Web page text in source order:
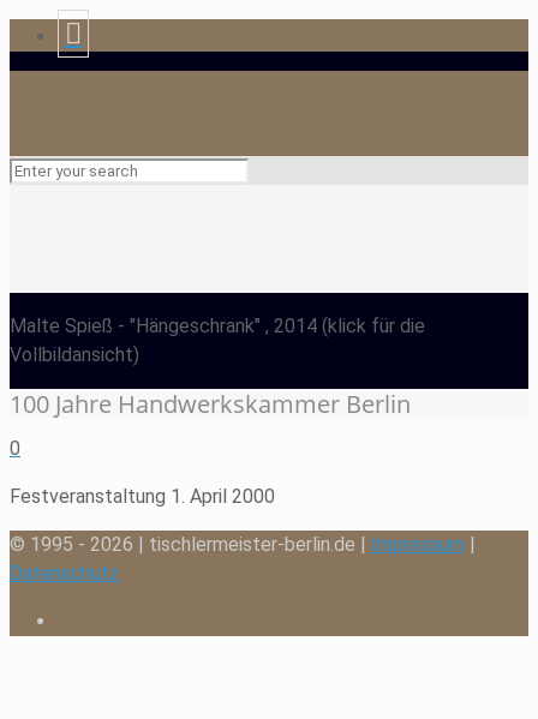
Malte Spieß - "Hängeschrank" , 2014 (klick für die
Vollbildansicht)
100 Jahre Handwerkskammer Berlin
0
Festveranstaltung 1. April 2000
© 1995 - 2026 | tischlermeister-berlin.de | Impressum
Datenschutz